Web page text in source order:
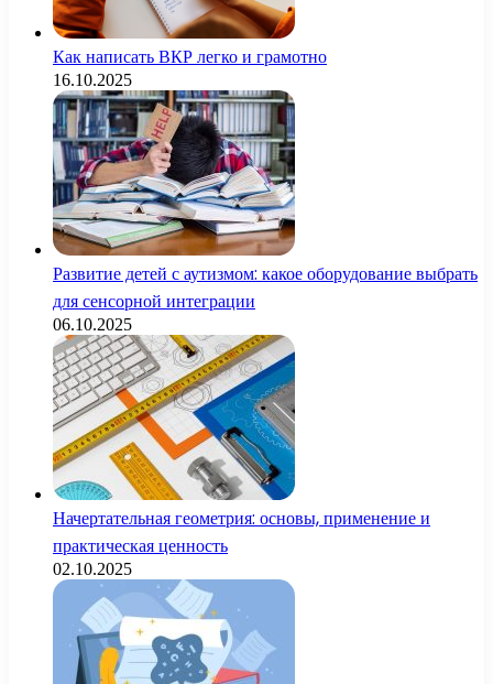
Как написать ВКР легко и грамотно
16.10.2025
Развитие детей с аутизмом: какое оборудование выбрать
для сенсорной интеграции
06.10.2025
Начертательная геометрия: основы, применение и
практическая ценность
02.10.2025